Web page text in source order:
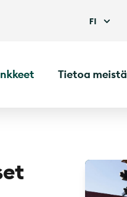
FI
Tietoa meistä